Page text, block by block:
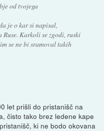
od tvojega
je o kar si napisal,
Ruse. Karkoli se zgodi, ruski
se ne bi sramoval takih
let prišli do pristanišč na
čisto tako brez ledene kape
ki ne bodo okovana